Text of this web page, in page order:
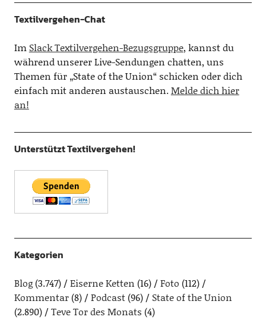
Textilvergehen-Chat
Im Slack Textilvergehen-Bezugsgruppe, kannst du
während unserer Live-Sendungen chatten, uns
Themen für „State of the Union“ schicken oder dich
einfach mit anderen austauschen.Melde dich hier
an!
Unterstützt Textilvergehen!
Kategorien
Blog(3.747) Eiserne Ketten (16) Foto (112)
Kommentar(8) Podcast(96)
State of the Union
(2.890)
Teve Tor des Monats (4)